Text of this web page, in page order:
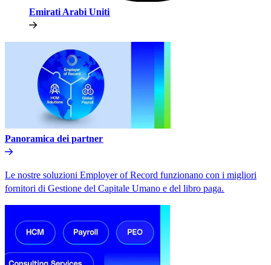
Emirati Arabi Uniti​​
Panoramica dei partner​​
Le nostre soluzioni Employer of Record funzionano con i migliori
fornitori di Gestione del Capitale Umano e del libro paga.​​